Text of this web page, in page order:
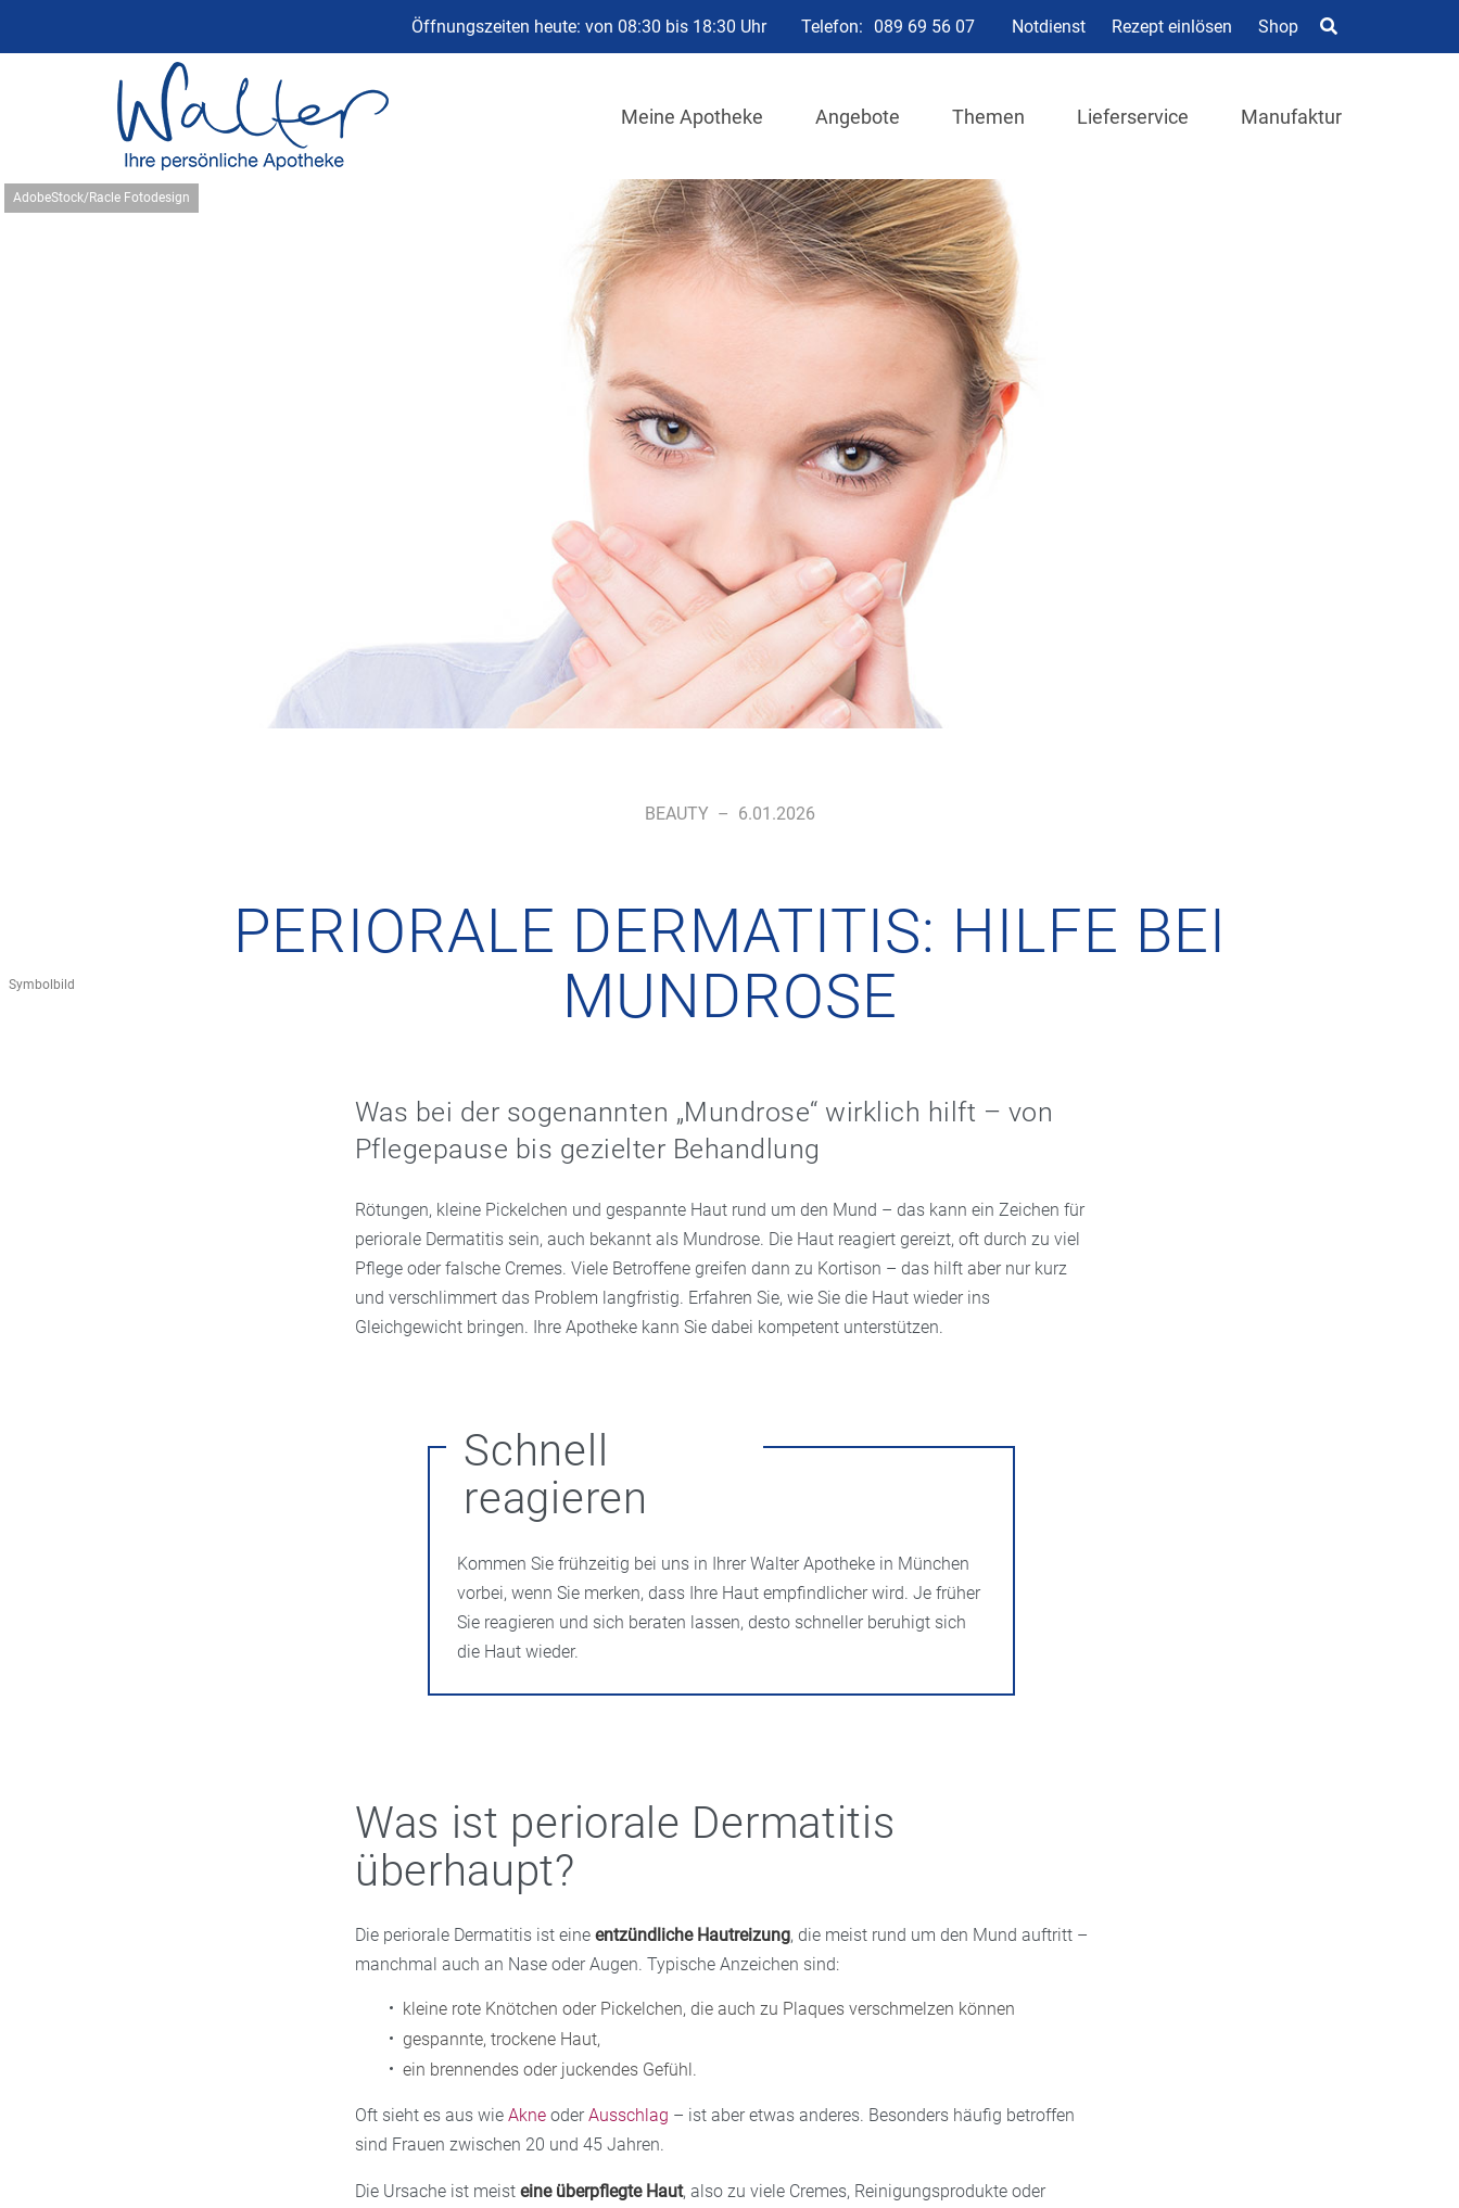
Öffnungszeiten heute: von 08:30 bis 18:30 Uhr Telefon: 089 69 56 07 Notdienst Rezept einlösen Shop
Meine Apotheke Angebote Themen Lieferservice Manufaktur
AdobeStock/Racle Fotodesign
Symbolbild
BEAUTY – 6.01.2026
PERIORALE DERMATITIS: HILFE BEI
MUNDROSE
Was bei der sogenannten „Mundrose“ wirklich hilft – von
Pflegepause bis gezielter Behandlung
Rötungen, kleine Pickelchen und gespannte Haut rund um den Mund – das kann ein Zeichen für
periorale Dermatitis sein, auch bekannt als Mundrose. Die Haut reagiert gereizt, oft durch zu viel
Pflege oder falsche Cremes. Viele Betroffene greifen dann zu Kortison – das hilft aber nur kurz
und verschlimmert das Problem langfristig. Erfahren Sie, wie Sie die Haut wieder ins
Gleichgewicht bringen. Ihre Apotheke kann Sie dabei kompetent unterstützen.
Schnell
reagieren
Kommen Sie frühzeitig bei uns in Ihrer Walter Apotheke in München
vorbei, wenn Sie merken, dass Ihre Haut empfindlicher wird. Je früher
Sie reagieren und sich beraten lassen, desto schneller beruhigt sich
die Haut wieder.
Was ist periorale Dermatitis
überhaupt?
Die periorale Dermatitis ist eine entzündliche Hautreizung, die meist rund um den Mund auftritt –
manchmal auch an Nase oder Augen. Typische Anzeichen sind:
kleine rote Knötchen oder Pickelchen, die auch zu Plaques verschmelzen können
gespannte, trockene Haut,
ein brennendes oder juckendes Gefühl.
Oft sieht es aus wie Akneoder Ausschlag – ist aber etwas anderes. Besonders häufig betroffen
sind Frauen zwischen 20 und 45 Jahren.
Die Ursache ist meist eine überpflegte Haut, also zu viele Cremes, Reinigungsprodukte oder